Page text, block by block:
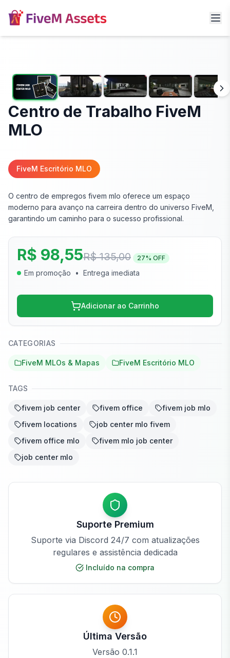
Centro de Trabalho FiveM
MLO
FiveM Escritório MLO
O centro de empregos fivem mlo oferece um espaço
moderno para avanço na carreira dentro do universo FiveM,
garantindo um caminho para o sucesso profissional.
R$ 98,55R$ 135,00 27% OFF
Em promoção • Entrega imediata
Adicionar ao Carrinho
CATEGORIAS
FiveM MLOs & Mapas FiveM Escritório MLO
TAGS
fivem job center fivem office
fivem job mlo
fivem locations
job center mlo fivem
fivem office mlo
fivem mlo job center
job center mlo
Suporte Premium
Suporte via Discord 24/7 com atualizações
regulares e assistência dedicada
Incluído na compra
Última Versão
Versão 0.1.1